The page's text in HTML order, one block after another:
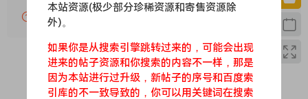
VIP会员剩余时间查询？
0 0
本站资源(极少部分珍稀资源和寄售资源除
外)。
如果你是从搜索引擎跳转过来的，可能会出现
进来的帖子资源和你搜索的内容不一样，那是
因为本站进行过升级，新帖子的序号和百度索
引库的不一致导致的，你可以用关键词在搜索